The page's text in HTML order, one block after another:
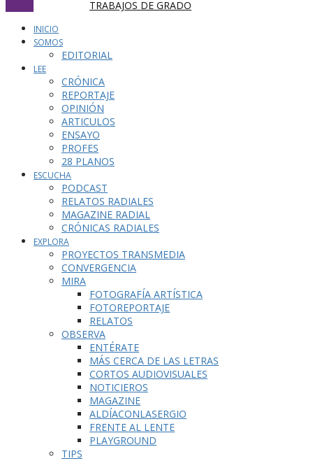
TRABAJOS DE GRADO
INICIO
SOMOS
EDITORIAL
LEE
CRÓNICA
REPORTAJE
OPINIÓN
ARTICULOS
ENSAYO
PROFES
28 PLANOS
ESCUCHA
PODCAST
RELATOS RADIALES
MAGAZINE RADIAL
CRÓNICAS RADIALES
EXPLORA
PROYECTOS TRANSMEDIA
CONVERGENCIA
MIRA
FOTOGRAFÍA ARTÍSTICA
FOTOREPORTAJE
RELATOS
OBSERVA
ENTÉRATE
MÁS CERCA DE LAS LETRAS
CORTOS AUDIOVISUALES
NOTICIEROS
MAGAZINE
ALDÍACONLASERGIO
FRENTE AL LENTE
PLAYGROUND
TIPS